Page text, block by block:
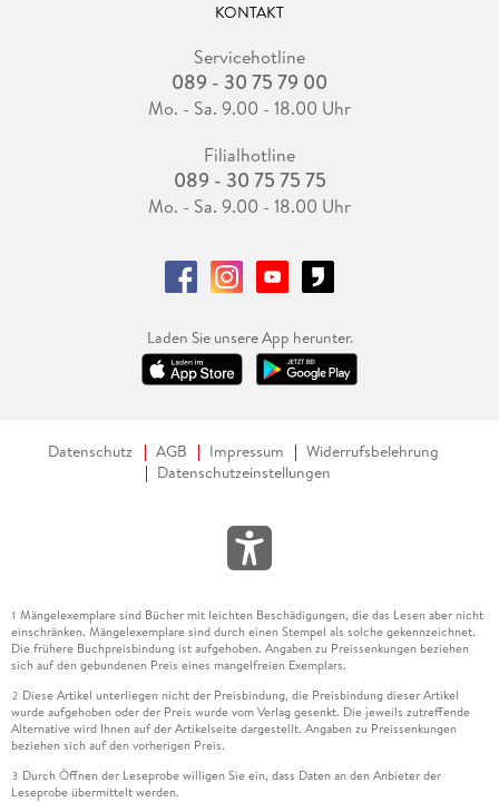
KONTAKT
Servicehotline
089 - 30 75 79 00
Mo. - Sa. 9.00 - 18.00 Uhr
Filialhotline
089 - 30 75 75 75
Mo. - Sa. 9.00 - 18.00 Uhr
Laden Sie unsere App herunter.
Datenschutz AGB Impressum
Widerrufsbelehrung
Datenschutzeinstellungen
1 Mängelexemplare sind Bücher mit leichten Beschädigungen, die das Lesen aber nicht
einschränken. Mängelexemplare sind durch einen Stempel als solche gekennzeichnet.
Die frühere Buchpreisbindung ist aufgehoben. Angaben zu Preissenkungen beziehen
sich auf den gebundenen Preis eines mangelfreien Exemplars.
2 Diese Artikel unterliegen nicht der Preisbindung, die Preisbindung dieser Artikel
wurde aufgehoben oder der Preis wurde vom Verlag gesenkt. Die jeweils zutreffende
Alternative wird Ihnen auf der Artikelseite dargestellt. Angaben zu Preissenkungen
beziehen sich auf den vorherigen Preis.
3 Durch Öffnen der Leseprobe willigen Sie ein, dass Daten an den Anbieter der
Leseprobe übermittelt werden.